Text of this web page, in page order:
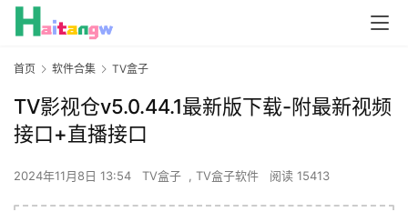
首页 软件合集 TV盒子
TV影视仓v5.0.44.1最新版下载-附最新视频
接口+直播接口
2024年11月8日 13:54 TV盒子 , TV盒子软件 阅读 15413